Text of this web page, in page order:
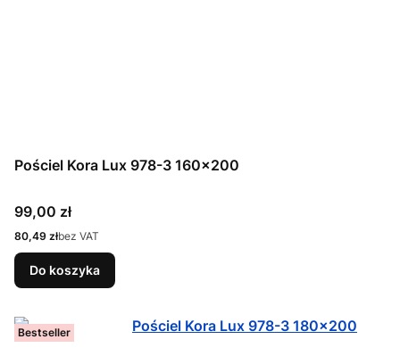
Pościel Kora Lux 978-3 160x200
Cena
99,00 zł
Cena
80,49 złbez VAT
Do koszyka
Bestseller